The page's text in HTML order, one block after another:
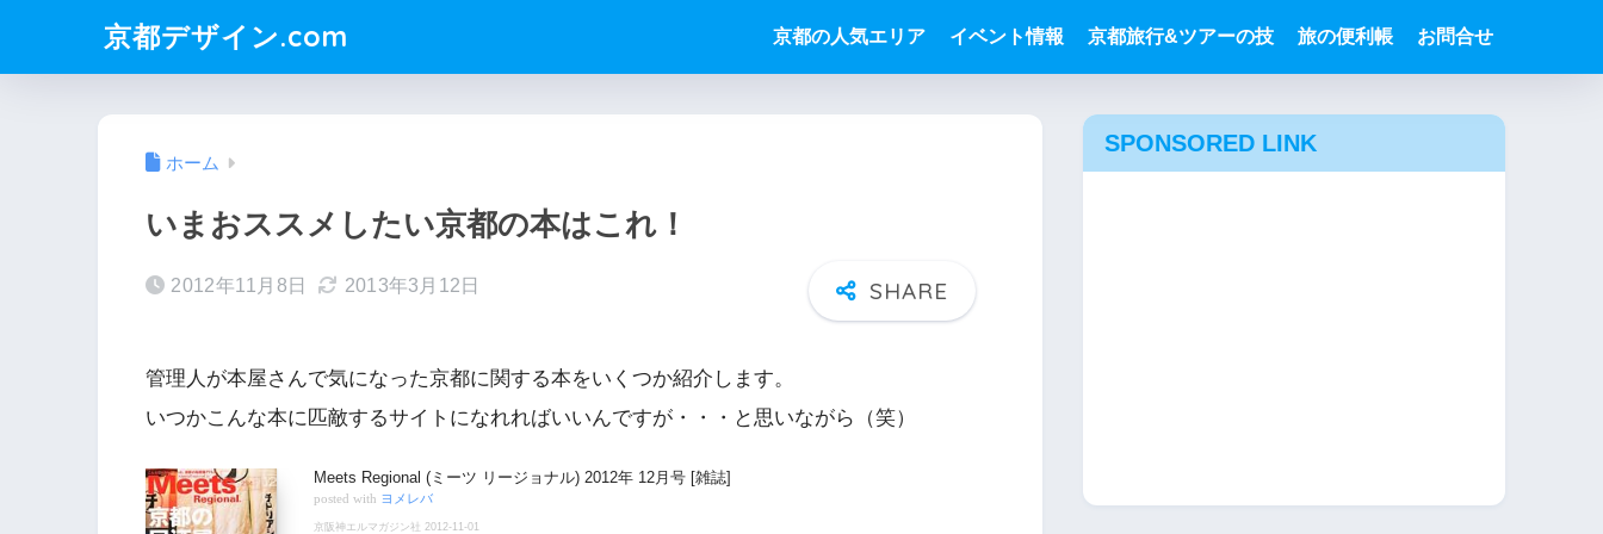
京都デザイン.com 京都の人気エリア イベント情報 京都旅行&ツアーの技 旅の便利帳 お問合せ
ホーム
いまおススメしたい京都の本はこれ！
2012年11月8日 2013年3月12日
管理人が本屋さんで気になった京都に関する本をいくつか紹介します。
いつかこんな本に匹敵するサイトになれればいいんですが・・・と思いながら（笑）
Meets Regional (ミーツ リージョナル) 2012年 12月号 [雑誌]
posted with ヨメレバ
京阪神エルマガジン社 2012-11-01
SPONSORED LINK